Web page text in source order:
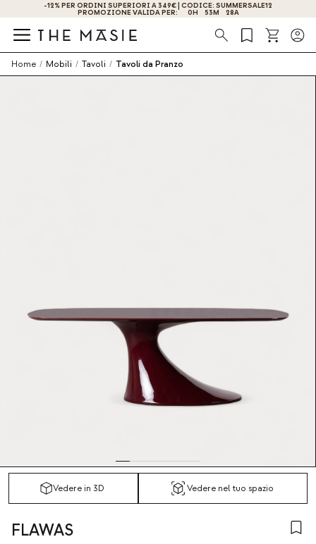
-12% PER ORDINI SUPERIORI A 349€ | CODICE: SUMMERSALE12
PROMOZIONE VALIDA PER: 0H 53M 27A
OTTIENI IL -10% DI SCONTO ISCRIVENDOTI ORA!
Ricerca
Home / Mobili / Tavoli / Tavoli da Pranzo
Vedere in 3D Vedere nel tuo spazio
FLAWAS